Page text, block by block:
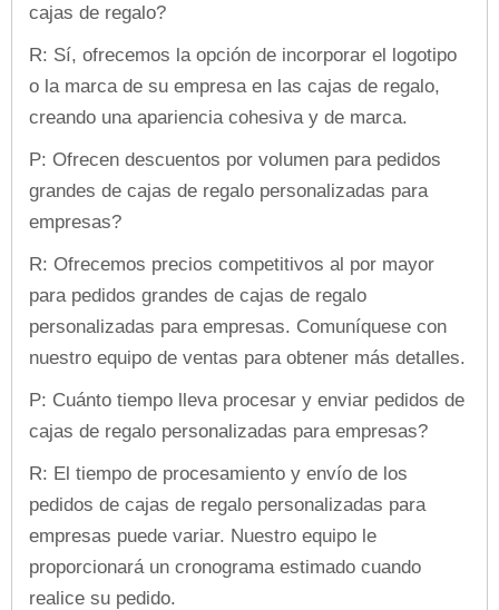
cajas de regalo?
R: Sí, ofrecemos la opción de incorporar el logotipo
o la marca de su empresa en las cajas de regalo,
creando una apariencia cohesiva y de marca.
P: Ofrecen descuentos por volumen para pedidos
grandes de cajas de regalo personalizadas para
empresas?
R: Ofrecemos precios competitivos al por mayor
para pedidos grandes de cajas de regalo
personalizadas para empresas. Comuníquese con
nuestro equipo de ventas para obtener más detalles.
P: Cuánto tiempo lleva procesar y enviar pedidos de
cajas de regalo personalizadas para empresas?
R: El tiempo de procesamiento y envío de los
pedidos de cajas de regalo personalizadas para
empresas puede variar. Nuestro equipo le
proporcionará un cronograma estimado cuando
realice su pedido.